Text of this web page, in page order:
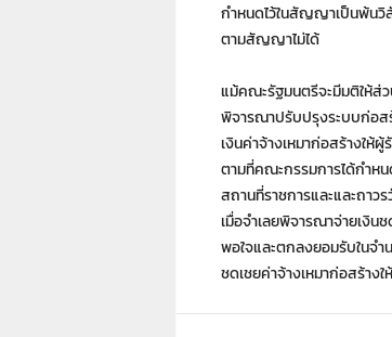
กำหนดไว้ในสัญญาเป็นพ้นวิ
ตามสัญญาไม่ได้
แม้คณะรัฐมนตรีจะมีมติให้ส่ว
พิจารณาปรับปรุงระบบก่อส
เงินค่าจ้างเหมาก่อสร้างให้
ตามที่คณะกรรมการได้กำห
สถานที่ราชการและและถาว
เมื่อจำเลยพิจารณาจ่ายเงิน
พอใจและตกลงยอมรับในจำ
ชดเชยค่าจ้างเหมาก่อสร้า